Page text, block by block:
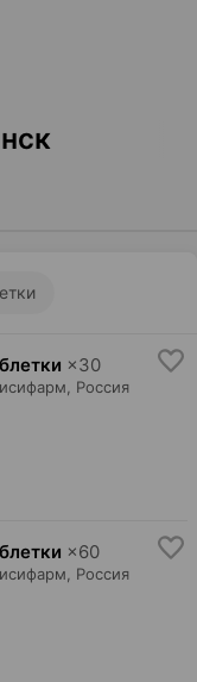
×30
, Россия
×60
, Россия